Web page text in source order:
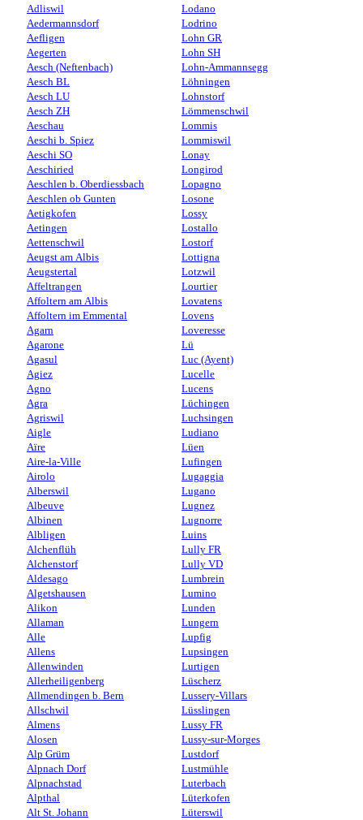
Adliswil
Aedermannsdorf
Aefligen
Aegerten
Aesch (Neftenbach)
Aesch BL
Aesch LU
Aesch ZH
Aeschau
Aeschi b. Spiez
Aeschi SO
Aeschiried
Aeschlen b. Oberdiessbach
Aeschlen ob Gunten
Aetigkofen
Aetingen
Aettenschwil
Aeugst am Albis
Aeugstertal
Affeltrangen
Affoltern am Albis
Affoltern im Emmental
Agarn
Agarone
Agasul
Agiez
Agno
Agra
Agriswil
Aigle
Aïre
Aire-la-Ville
Airolo
Alberswil
Albeuve
Albinen
Albligen
Alchenflüh
Alchenstorf
Aldesago
Algetshausen
Alikon
Allaman
Alle
Allens
Allenwinden
Allerheiligenberg
Allmendingen b. Bern
Allschwil
Almens
Alosen
Alp Grüm
Alpnach Dorf
Alpnachstad
Alpthal
Alt St. Johann
Lodano
Lodrino
Lohn GR
Lohn SH
Lohn-Ammannsegg
Löhningen
Lohnstorf
Lömmenschwil
Lommis
Lommiswil
Lonay
Longirod
Lopagno
Losone
Lossy
Lostallo
Lostorf
Lottigna
Lotzwil
Lourtier
Lovatens
Lovens
Loveresse
Lü
Luc (Ayent)
Lucelle
Lucens
Lüchingen
Luchsingen
Ludiano
Lüen
Lufingen
Lugaggia
Lugano
Lugnez
Lugnorre
Luins
Lully FR
Lully VD
Lumbrein
Lumino
Lunden
Lungern
Lupfig
Lupsingen
Lurtigen
Lüscherz
Lussery-Villars
Lüsslingen
Lussy FR
Lussy-sur-Morges
Lustdorf
Lustmühle
Luterbach
Lüterkofen
Lüterswil